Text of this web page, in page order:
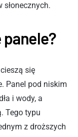
się
Panel pod niskim
i wody, a
Tego typu
z droższych